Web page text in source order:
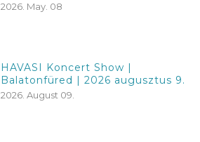
2026. May. 08
HAVASI Koncert Show |
Balatonfüred | 2026 augusztus 9.
2026. August 09.